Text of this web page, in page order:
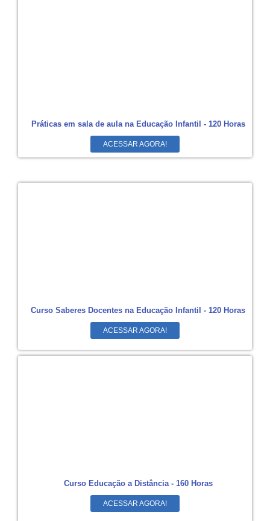
Práticas em sala de aula na Educação Infantil - 120 Horas
ACESSAR AGORA!
Curso Saberes Docentes na Educação Infantil - 120 Horas
ACESSAR AGORA!
Curso Educação a Distância - 160 Horas
ACESSAR AGORA!